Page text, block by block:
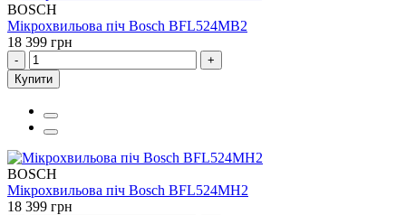
BOSCH
Мікрохвильова піч Bosch BFL524MB2
18 399 грн
-
+
Купити
BOSCH
Мікрохвильова піч Bosch BFL524MH2
18 399 грн